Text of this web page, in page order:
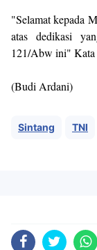
"Selamat kepada
atas dedikasi
121/Abw ini" Kata
(Budi Ardani)
Sintang TNI